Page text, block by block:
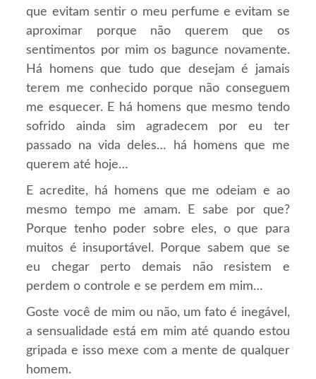
que evitam sentir o meu perfume e evitam se
aproximar porque não querem que os
sentimentos por mim os bagunce novamente.
Há homens que tudo que desejam é jamais
terem me conhecido porque não conseguem
me esquecer. E há homens que mesmo tendo
sofrido ainda sim agradecem por eu ter
passado na vida deles… há homens que me
querem até hoje…
E acredite, há homens que me odeiam e ao
mesmo tempo me amam. E sabe por que?
Porque tenho poder sobre eles, o que para
muitos é insuportável. Porque sabem que se
eu chegar perto demais não resistem e
perdem o controle e se perdem em mim…
Goste você de mim ou não, um fato é inegável,
a sensualidade está em mim até quando estou
gripada e isso mexe com a mente de qualquer
homem.